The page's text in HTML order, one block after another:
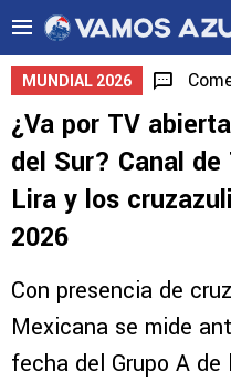
MUNDIAL 2026
¿Va por TV
del Sur? Canal
Lira y los
2026
Con presencia de
Mexicana se mide
fecha del Grupo A